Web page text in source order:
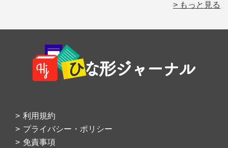
> もっと見る
Footer
利用規約
プライバシー・ポリシー
免責事項